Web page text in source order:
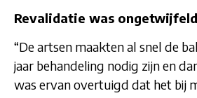
Revalidatie was
“De artsen maakten al snel de
jaar behandeling nodig zijn en
was ervan overtuigd dat het bij